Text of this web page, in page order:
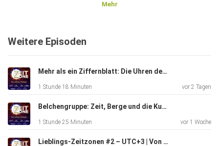
so, wie man es vom echten Stammtisch kennt.
Hier geht es nicht darum, wer „recht hat“, sondern um
Direkt, ungefiltert und genau deshalb spannend.
https://www.instagram.com/harry_liebling/https://www.ins
Mehr
Weitere Episoden
Mehr als ein Ziffernblatt: Die Uhren der Belchengruppe erklärt
1 Stunde 18 Minuten vor 2 Tagen
Belchengruppe: Zeit, Berge und die Kunst des Andersdenkens
1 Stunde 25 Minuten vor 1 Woche
Lieblings-Zeitzonen #2 – UTC+3 | Von Russland bis Katar | Lieblingstalk x Zeitzone-Podcast